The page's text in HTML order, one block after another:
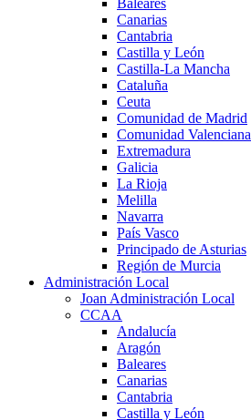
Canarias
Cantabria
Castilla y León
Castilla-La Mancha
Cataluña
Ceuta
Comunidad de Madrid
Comunidad Valenciana
Extremadura
Galicia
La Rioja
Melilla
Navarra
País Vasco
Principado de Asturias
Región de Murcia
Administración Local
Joan Administración Local
CCAA
Andalucía
Aragón
Baleares
Canarias
Cantabria
Castilla y León